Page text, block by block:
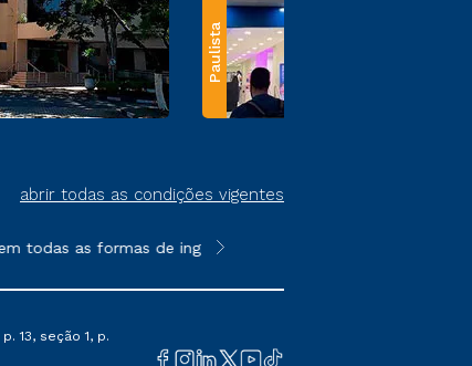
Paulista
abrir todas as condições vigentes
as formas de ingresso, exceto na prova on-line ou
**Semipresencial e EAD são
13, seção 1, p.